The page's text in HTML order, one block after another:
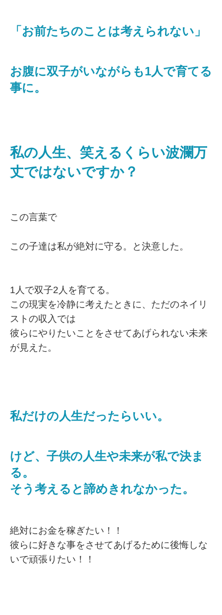
「お前たちのことは考えられない」
お腹に双子がいながらも1人で育てる
事に。
私の人生、笑えるくらい波瀾万
丈ではないですか？
この言葉で
この子達は私が絶対に守る。と決意した。
1人で双子2人を育てる。
この現実を冷静に考えたときに、ただのネイリ
ストの収入では
彼らにやりたいことをさせてあげられない未来
が見えた。
私だけの人生だったらいい。
けど、子供の人生や未来が私で決ま
る。
そう考えると諦めきれなかった。
絶対にお金を稼ぎたい！！
彼らに好きな事をさせてあげるために後悔しな
いで頑張りたい！！